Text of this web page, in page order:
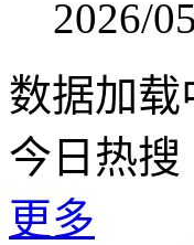
2026/
数据加载
今日热搜
更多